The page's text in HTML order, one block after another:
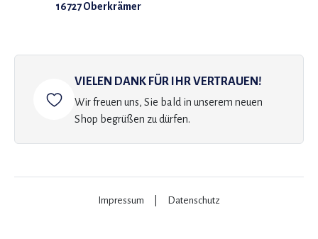
16727 Oberkrämer
VIELEN DANK FÜR IHR VERTRAUEN!
Wir freuen uns, Sie bald in unserem neuen
Shop begrüßen zu dürfen.
Impressum Datenschutz